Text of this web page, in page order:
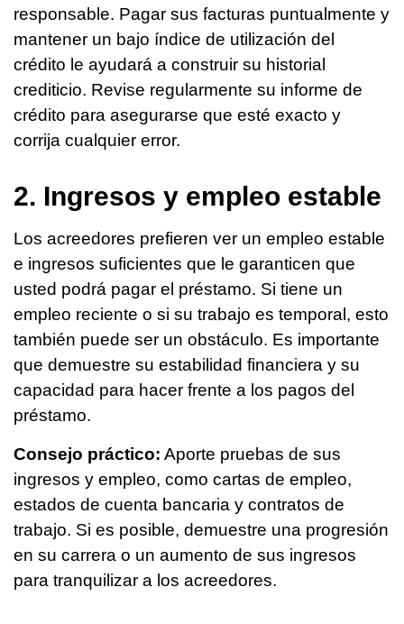
responsable. Pagar sus facturas puntualmente y
mantener un bajo índice de utilización del
crédito le ayudará a construir su historial
crediticio. Revise regularmente su informe de
crédito para asegurarse que esté exacto y
corrija cualquier error.
2. Ingresos y empleo estable
Los acreedores prefieren ver un empleo estable
e ingresos suficientes que le garanticen que
usted podrá pagar el préstamo. Si tiene un
empleo reciente o si su trabajo es temporal, esto
también puede ser un obstáculo. Es importante
que demuestre su estabilidad financiera y su
capacidad para hacer frente a los pagos del
préstamo.
Consejo práctico: Aporte pruebas de sus
ingresos y empleo, como cartas de empleo,
estados de cuenta bancaria y contratos de
trabajo. Si es posible, demuestre una progresión
en su carrera o un aumento de sus ingresos
para tranquilizar a los acreedores.